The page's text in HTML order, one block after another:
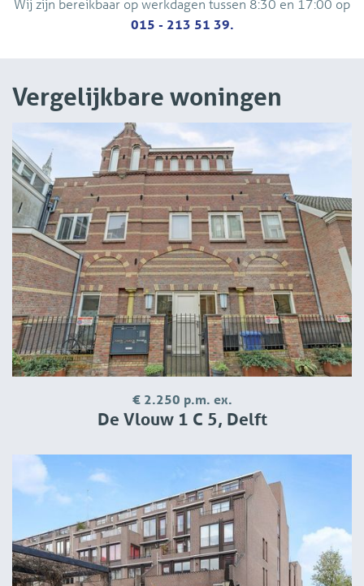
inspect the place together with you and if all is well you
Wij zijn bereikbaar op werkdagen tussen 8:30 en 17:00 op
015 - 213 51 39.
Vergelijkbare woningen
€ 2.250 p.m. ex.
De Vlouw 1 C 5, Delft